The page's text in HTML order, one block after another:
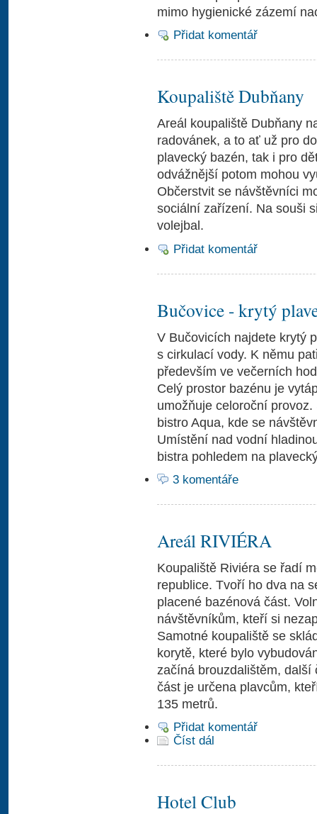
mimo hygienické zázemí
Přidat komentář
Koupaliště Dubňany
Areál koupaliště Dubňany
radovánek, a to ať už pro
plavecký bazén, tak i pro
odvážnější potom mohou
Občerstvit se návštěvníci
sociální zařízení. Na souši
volejbal.
Přidat komentář
Bučovice - krytý
V Bučovicích najdete krytý
s cirkulací vody. K němu
především ve večerních
Celý prostor bazénu je
umožňuje celoroční
bistro Aqua, kde se
Umístění nad vodní
bistra pohledem na
3 komentáře
Areál RIVIÉRA
Koupaliště Riviéra se řadí
republice. Tvoří ho dva na
placené bazénová část.
návštěvníkům, kteří si
Samotné koupaliště se
korytě, které bylo
začíná brouzdalištěm,
část je určena plavcům,
135 metrů.
Přidat komentář
Číst dál
Hotel Club